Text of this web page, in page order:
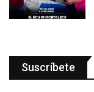
Suscríbete